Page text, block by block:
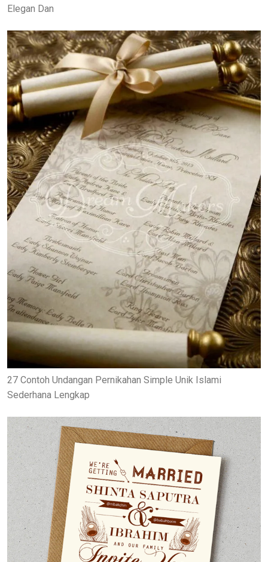
Elegan Dan
27 Contoh Undangan Pernikahan Simple Unik Islami
Sederhana Lengkap